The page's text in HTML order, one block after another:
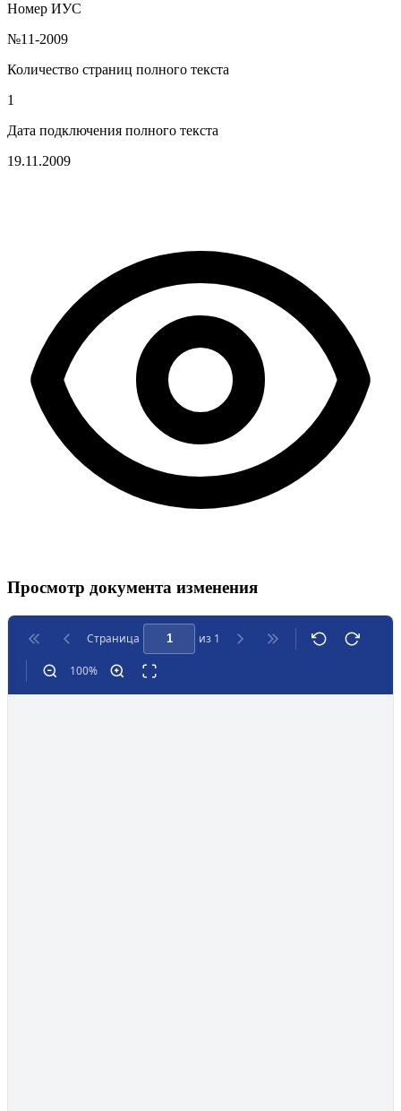
Номер ИУС
№11-2009
Количество страниц полного текста
1
Дата подключения полного текста
19.11.2009
Просмотр документа изменения